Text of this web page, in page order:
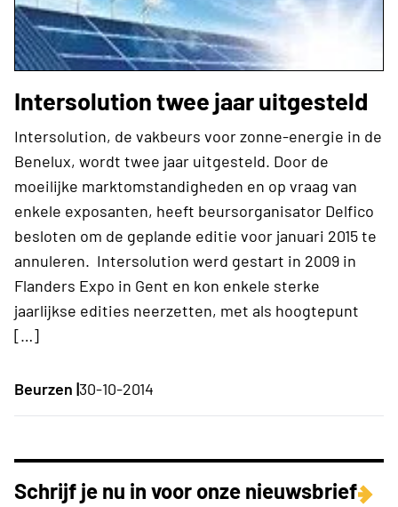
Intersolution twee jaar uitgesteld
Intersolution, de vakbeurs voor zonne-energie in de
Benelux, wordt twee jaar uitgesteld. Door de
moeilijke marktomstandigheden en op vraag van
enkele exposanten, heeft beursorganisator Delfico
besloten om de geplande editie voor januari 2015 te
annuleren. Intersolution werd gestart in 2009 in
Flanders Expo in Gent en kon enkele sterke
jaarlijkse edities neerzetten, met als hoogtepunt
[…]
Beurzen |30-10-2014
Schrijf je nu in voor onze nieuwsbrief